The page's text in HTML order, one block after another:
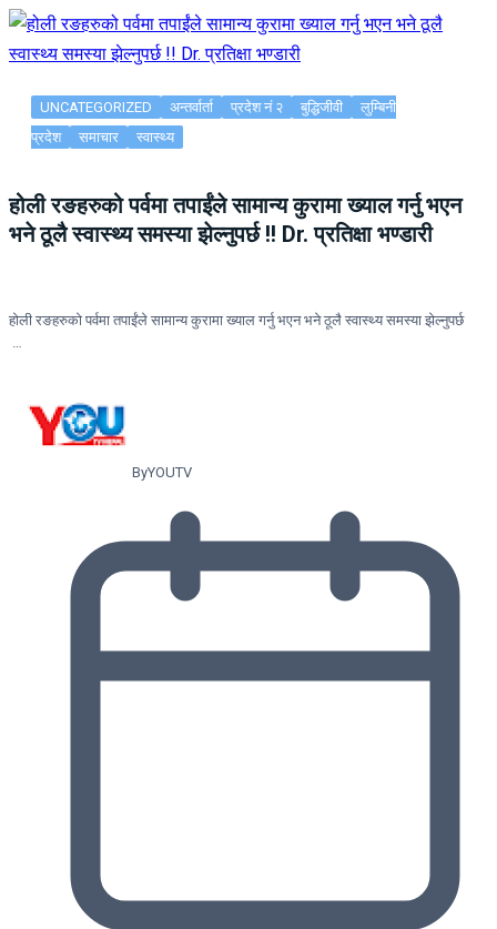
UNCATEGORIZED अन्तर्वार्ता प्रदेश नं २ बुद्धिजीवी
लुम्बिनी
प्रदेश
समाचार स्वास्थ्य
होली रङहरुको पर्वमा तपाईंले सामान्य कुरामा ख्याल गर्नु भएन
भने ठूलै स्वास्थ्य समस्या झेल्नुपर्छ !! Dr. प्रतिक्षा भण्डारी
होली रङहरुको पर्वमा तपाईंले सामान्य कुरामा ख्याल गर्नु भएन भने ठूलै स्वास्थ्य समस्या झेल्नुपर्छ
…
ByYOUTV